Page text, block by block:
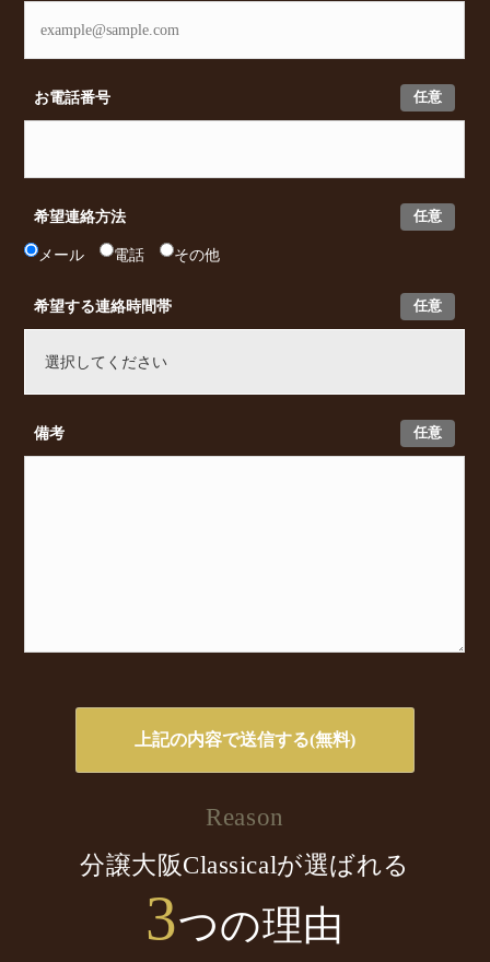
任意
お電話番号
任意
希望連絡方法
メール 電話 その他
任意
希望する連絡時間帯
任意
備考
Reason
分譲大阪Classicalが選ばれる
3つの理由